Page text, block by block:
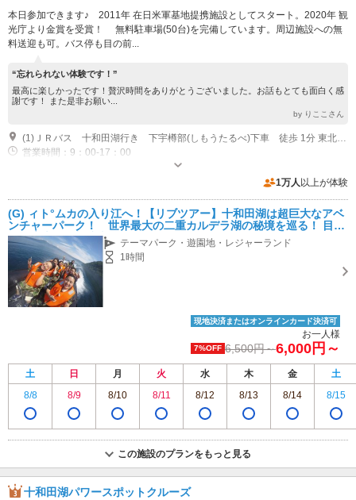
本日参加できます♪ 2011年 在日米軍基地提携施設としてスタート。2020年 観
光庁より金賞を受賞！ 無料駐車場(50台)を完備しています。周辺施設への無
料送迎も可。バス停も目の前...
“忘れられない体験です！”
最高に楽しかったです！贅沢時間をありがとうございました。お話もとても面白く感
謝です！ また是非お願い...
by りここさん
営業時間：9：00-17：00
専用駐車場あり（無料）30台 広大な駐車場です
1万人 以上が体験
(G) ィト°ムカの入り江へ！【リブツアー】十和田湖は超巨大なアベ
ンチャーパーク！ 世界最大の二重カルデラ湖の秘境を巡る！ 目の
前に広大な無料駐車場あり！テーマパーク・遊園地・レジャーランド
1時間
現地決済またはオンラインカード決済可
お一人様
7%OFF 6,500円～6,000円～
土 日 月 火 水 木 金
土
8/8
8/9 8/10 8/11 8/12 8/13 8/14 8/15
この施設のプランをもっと見る
十和田湖パワースポットクルーズ